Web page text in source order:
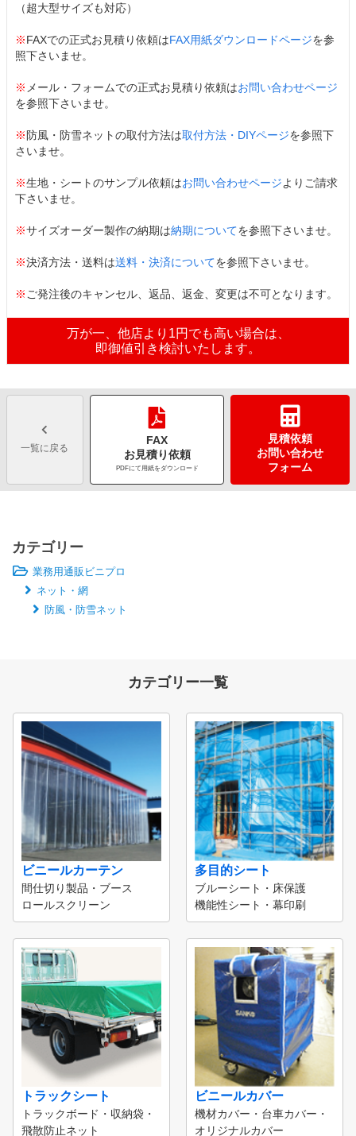
（超大型サイズも対応）
※FAXでの正式お見積り依頼はFAX用紙ダウンロードページを参
照下さいませ。
※ メール・フォームでの正式お見積り依頼はお問い合わせページ
を参照下さいませ。
※防風・防雪ネットの取付方法は取付方法・DIYページを参照下
さいませ。
※生地・シートのサンプル依頼はお問い合わせページよりご請求
下さいませ。
※サイズオーダー製作の納期は納期についてを参照下さいませ。
※決済方法・送料は送料・決済についてを参照下さいませ。
※ ご発注後のキャンセル、返品、返金、変更は不可となります。
万が一、他店より1円でも高い場合は、
即御値引き検討いたします。
一覧に戻る
FAX
お見積り依頼
PDFにて用紙をダウンロード
見積依頼
お問い合わせ
フォーム
カテゴリー
業務用通販ビニプロ
ネット・網
防風・防雪ネット
カテゴリー一覧
ビニールカーテン
間仕切り製品・ブース
ロールスクリーン
多目的シート
ブルーシート・床保護
機能性シート・幕印刷
トラックシート
トラックボード・収納袋・
飛散防止ネット
ビニールカバー
機材カバー・台車カバー・
オリジナルカバー